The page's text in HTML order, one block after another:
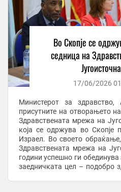
Во Скопје се
седница на
17/06/2026
Министерот за
присутните на отворањето
Здравствената мрежа на
која се одржува во Скопје
Израел. Во своето
Здравствената мрежа на
години успешно ги обединува
заедничката цел – подобро